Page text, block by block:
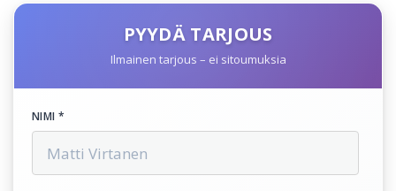
PYYDÄ TARJOUS
Ilmainen tarjous – ei sitoumuksia
NIMI *